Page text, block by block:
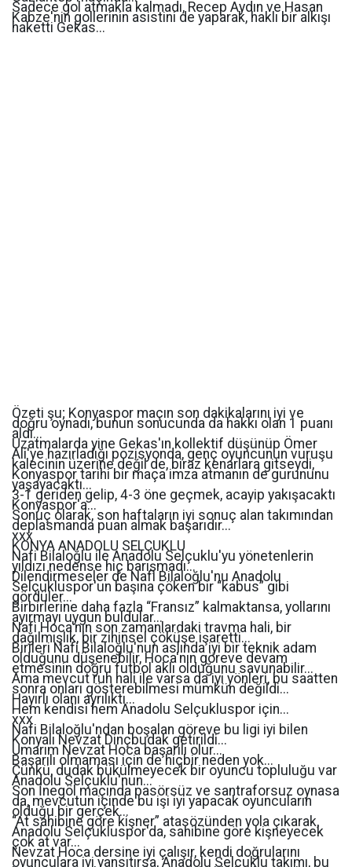
Sadece gol atmakla kalmadı, Recep Aydın ve Hasan
Kabze'nin gollerinin asistini de yaparak, haklı bir alkışı
haketti Gekas...
Özeti şu; Konyaspor maçın son dakikalarını iyi ve
doğru oynadı, bunun sonucunda da hakkı olan 1 puanı
aldı...
Uzatmalarda yine Gekas'ın kollektif düşünüp Ömer
Ali'ye hazırladığı pozisyonda, genç oyuncunun vuruşu
kalecinin üzerine değil de, biraz kenarlara gitseydi,
Konyaspor tarihi bir maça imza atmanın de gurununu
yaşayacaktı...
3-1 geriden gelip, 4-3 öne geçmek, acayip yakışacaktı
Konyaspor'a...
Sonuç olarak, son haftaların iyi sonuç alan takımından
deplasmanda puan almak başarıdır...
xxx
KONYA ANADOLU SELÇUKLU
Nafi Bilaloğlu ile Anadolu Selçuklu'yu yönetenlerin
yıldızı nedense hiç barışmadı...
Dilendirmeseler de Nafi Bilaloğlu'nu Anadolu
Selçukluspor'un başına çöken bir “kabus” gibi
gördüler...
Birbirlerine daha fazla “Fransız” kalmaktansa, yollarını
ayırmayı uygun buldular...
Nafi Hoca'nın son zamanlardaki travma hali, bir
dağılmışlık, bir zihinsel çöküşe işaretti...
Birileri Nafi Bilaloğlu'nun aslında iyi bir teknik adam
olduğunu düşenebilir, Hoca'nın göreve devam
etmesinin doğru futbol aklı olduğunu savunabilir...
Ama mevcut ruh hali ile varsa da iyi yönleri, bu saatten
sonra onları gösterebilmesi mümkün değildi...
Hayırlı olanı ayrılıktı...
Hem kendisi hem Anadolu Selçukluspor için...
xxx
Nafi Bilaloğlu'ndan boşalan göreve bu ligi iyi bilen
Konyalı Nevzat Dinçbudak getirildi...
Umarım Nevzat Hoca başarılı olur...
Başarılı olmaması için de hiçbir neden yok...
Çünkü, dudak bükülmeyecek bir oyuncu topluluğu var
Anadolu Selçuklu'nun...
Son İnegöl maçında pasörsüz ve santraforsuz oynasa
da, mevcutun içinde bu işi iyi yapacak oyuncuların
olduğu bir gerçek...
“At sahibine göre kişner” atasözünden yola çıkarak,
Anadolu Selçukluspor'da, sahibine göre kişneyecek
çok at var...
Nevzat Hoca dersine iyi çalışır, kendi doğrularını
oyunculara iyi yansıtırsa, Anadolu Selçuklu takımı, bu